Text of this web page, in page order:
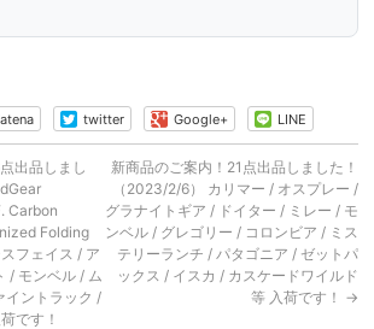
twitter Google+ LINE
出品しまし
Carbon
Folding
フェイス / ア
/ モンベル / ム
イントラック /
です！
新商品のご案内！21点出品しました！
（2023/2/6） カリマー / オスプレー /
グラナイトギア / ドイター / ミレー / モ
ンベル / グレゴリー / コロンビア / ミス
テリーランチ / パタゴニア / ゼットパ
ックス / イスカ / カスケードワイルド
等 入荷です！ →